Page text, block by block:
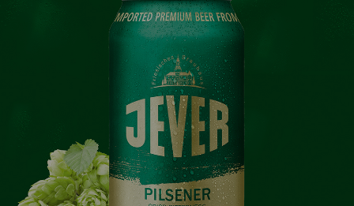
DRYCKESKUNSKAP
NYHETER
UTVALDA ÖL
UTVALDA CIDER
UTVALDA DESTILLAT
OM ÖLKOLLEN